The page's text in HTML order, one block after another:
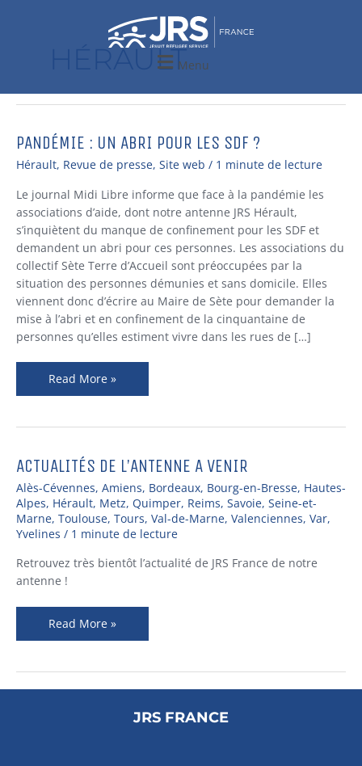
Menu
HÉRAULT
PANDÉMIE : UN ABRI POUR LES SDF ?
Hérault, Revue de presse, Site web / 1 minute de lecture
Le journal Midi Libre informe que face à la pandémie les
associations d’aide, dont notre antenne JRS Hérault,
s’inquiètent du manque de confinement pour les SDF et
demandent un abri pour ces personnes. Les associations du
collectif Sète Terre d’Accueil sont préoccupées par la
situation des personnes démunies et sans domicile. Elles
viennent donc d’écrire au Maire de Sète pour demander la
mise à l’abri et en confinement de la cinquantaine de
personnes qu’elles estiment vivre dans les rues de […]
PANDÉMIE
:
ABRI
POUR
LES
SDF
?
Read More »
ACTUALITÉS DE L’ANTENNE A VENIR
Alès-Cévennes, Amiens, Bordeaux, Bourg-en-Bresse, Hautes-
Alpes, Hérault, Metz, Quimper, Reims, Savoie, Seine-et-
Marne, Toulouse, Tours, Val-de-Marne, Valenciennes, Var,
Yvelines / 1 minute de lecture
Retrouvez très bientôt l’actualité de JRS France de notre
antenne !
ACTUALITÉS
DE
L’ANTENNE
A
VENIR
Read More »
JRS FRANCE